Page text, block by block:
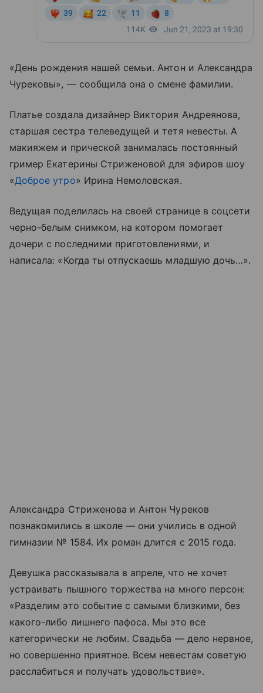
«День рождения нашей семьи. Антон и Александра
Чурековы», — сообщила она о смене фамилии.
Платье создала дизайнер Виктория Андреянова,
старшая сестра телеведущей и тетя невесты. А
макияжем и прической занималась постоянный
гример Екатерины Стриженовой для эфиров шоу
«Доброе утро» Ирина Немоловская.
Ведущая поделилась на своей странице в соцсети
черно-белым снимком, на котором помогает
дочери с последними приготовлениями, и
написала: «Когда ты отпускаешь младшую дочь…».
Александра Стриженова и Антон Чуреков
познакомились в школе — они учились в одной
гимназии № 1584. Их роман длится с 2015 года.
Девушка рассказывала в апреле, что не хочет
устраивать пышного торжества на много персон:
«Разделим это событие с самыми близкими, без
какого-либо лишнего пафоса. Мы это все
категорически не любим. Свадьба — дело нервное,
но совершенно приятное. Всем невестам советую
расслабиться и получать удовольствие».